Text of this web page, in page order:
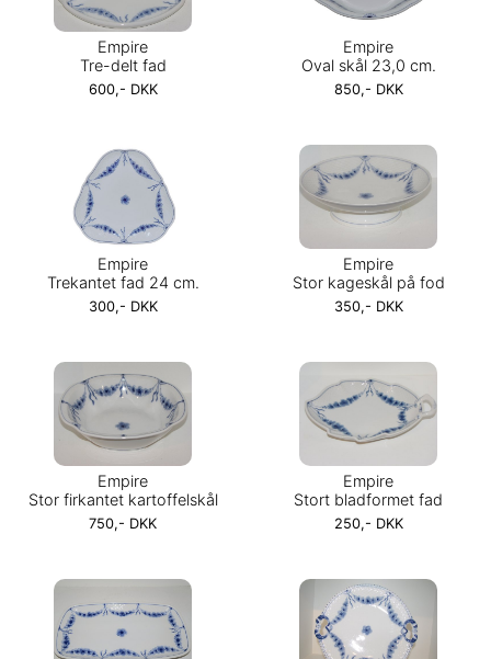
Empire
Tre-delt fad
600,- DKK
Empire
Oval skål 23,0 cm.
850,- DKK
Empire
Trekantet fad 24 cm.
300,- DKK
Empire
Stor kageskål på fod
350,- DKK
Empire
Stor firkantet kartoffelskål
750,- DKK
Empire
Stort bladformet fad
250,- DKK